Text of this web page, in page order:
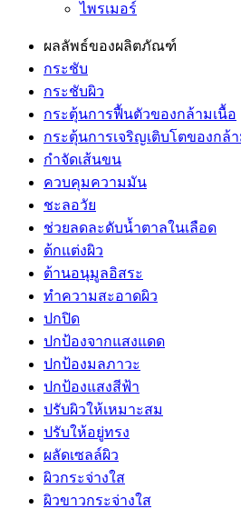
ไพรเมอร์
ผลลัพธ์ของผลิตภัณฑ์
กระชับ
กระชับผิว
กระตุ้นการฟื้นตัวของกล้ามเนื้อ
กระตุ้นการเจริญเติบโตของกล้
กำจัดเส้นขน
ควบคุมความมัน
ชะลอวัย
ช่วยลดละดับน้ำตาลในเลือด
ต้กแต่งผิว
ต้านอนุมูลอิสระ
ทำความสะอาดผิว
ปกปิด
ปกป้องจากแสงแดด
ปกป้องมลภาวะ
ปกป้องแสงสีฟ้า
ปรับผิวให้เหมาะสม
ปรับให้อยู่ทรง
ผลัดเซลล์ผิว
ผิวกระจ่างใส
ผิวขาวกระจ่างใส